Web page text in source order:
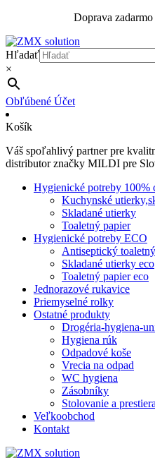
Doprava
Hľadať
×
Obľúbené Účet
Košík
Váš spoľahlivý partner pre
distributor značky MILDI pre
Hygienické potreby 100%
Kuchynské
Skladané utierky
Toaletný papier
Hygienické potreby ECO
Antiseptický
Skladané utierky eco
Toaletný papier eco
Jednorazové rukavice
Priemyselné rolky
Ostatné produkty
Drogéria-hygiena-
Hygiena rúk
Odpadové koše
Vrecia na odpad
WC hygiena
Zásobníky
Stolovanie a
Veľkoobchod
Kontakt